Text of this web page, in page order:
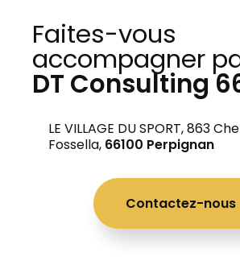
Assurance
Faites-vous
accompagner
DT Consulting
LE VILLAGE DU SPORT, 863
Fossella, 66100 Perpignan
Contactez-nous